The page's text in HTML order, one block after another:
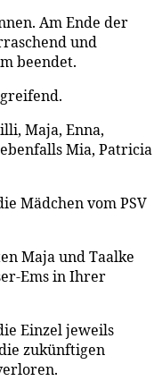
Am Ende der
und
beendet.
Maja, Enna,
Mia, Patricia
Mädchen vom PSV
Maja und Taalke
Ems in Ihrer
Einzel jeweils
zukünftigen